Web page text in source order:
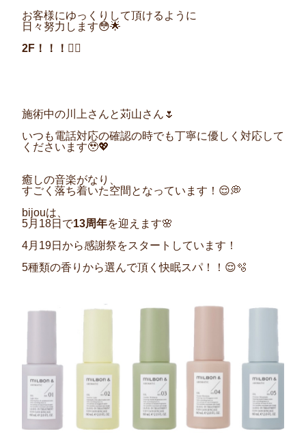
お客様にゆっくりして頂けるように
日々努力します😳🌟
2F！！！💆‍♀️
施術中の川上さんと苅山さん 🌷
いつも電話対応の確認の時でも丁寧に優しく対応して
くださいます🥹💖
癒しの音楽がなり、
すごく落ち着いた空間となっています！ 😌💭
bijouは、
5月 18日で13周年を迎えます🌸
4月 19日から感謝祭をスタートしています！
5種類の香りから選んで頂く快眠スパ！！ 😌🫧